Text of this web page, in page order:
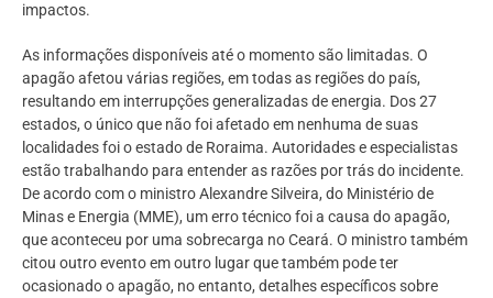
impactos.
As informações disponíveis até o momento são limitadas. O
apagão afetou várias regiões, em todas as regiões do país,
resultando em interrupções generalizadas de energia. Dos 27
estados, o único que não foi afetado em nenhuma de suas
localidades foi o estado de Roraima. Autoridades e especialistas
estão trabalhando para entender as razões por trás do incidente.
De acordo com o ministro Alexandre Silveira, do Ministério de
Minas e Energia (MME), um erro técnico foi a causa do apagão,
que aconteceu por uma sobrecarga no Ceará. O ministro também
citou outro evento em outro lugar que também pode ter
ocasionado o apagão, no entanto, detalhes específicos sobre